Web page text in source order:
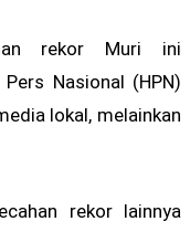
rekor Muri ini
Nasional (HPN)
lokal, melainkan
rekor lainnya